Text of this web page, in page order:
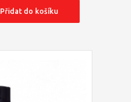
Přidat do košíku